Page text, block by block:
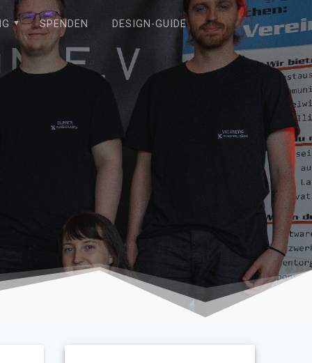
SPENDEN DESIGN-GUIDE